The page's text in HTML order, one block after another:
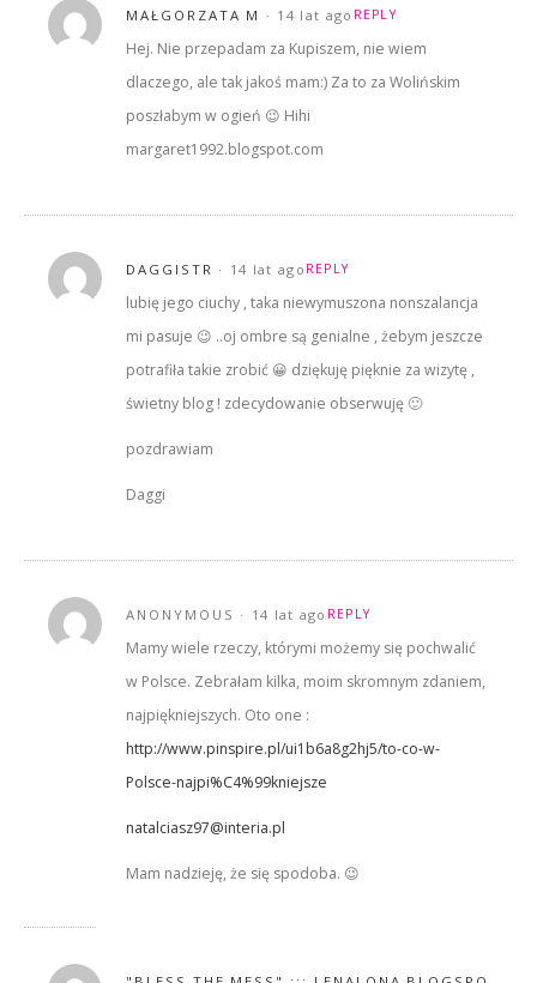
MAŁGORZATA M 14 lat ago REPLY
Hej. Nie przepadam za Kupiszem, nie wiem
dlaczego, ale tak jakoś mam:) Za to za Wolińskim
poszłabym w ogień 😉 Hihi
margaret1992.blogspot.com
DAGGISTR 14 lat ago REPLY
lubię jego ciuchy , taka niewymuszona nonszalancja
mi pasuje 😉 ..oj ombre są genialne , żebym jeszcze
potrafiła takie zrobić 😀 dziękuję pięknie za wizytę ,
świetny blog ! zdecydowanie obserwuję 🙂
pozdrawiam
Daggi
ANONYMOUS 14 lat ago REPLY
Mamy wiele rzeczy, którymi możemy się pochwalić
w Polsce. Zebrałam kilka, moim skromnym zdaniem,
najpiękniejszych. Oto one :
http://www.pinspire.pl/ui1b6a8g2hj5/to-co-w-
Polsce-najpi%C4%99kniejsze
natalciasz97@interia.pl
Mam nadzieję, że się spodoba. 😉